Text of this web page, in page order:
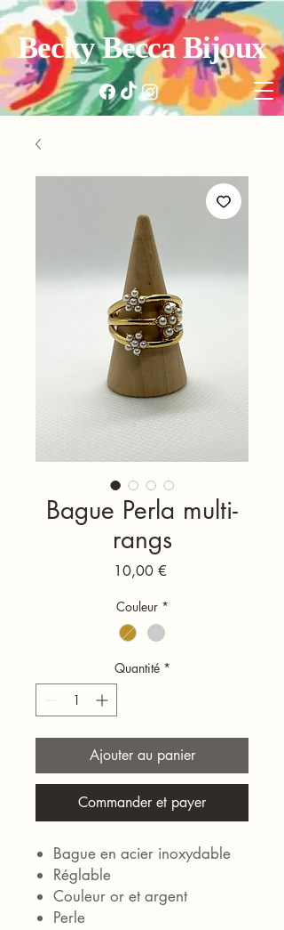
Becky Becca Bijoux
Bague Perla multi-
rangs
10,00 €Prix
Couleur *
Quantité *
Ajouter au panier
Commander et payer
Bague en acier inoxydable
Réglable
Couleur or et argent
Perle